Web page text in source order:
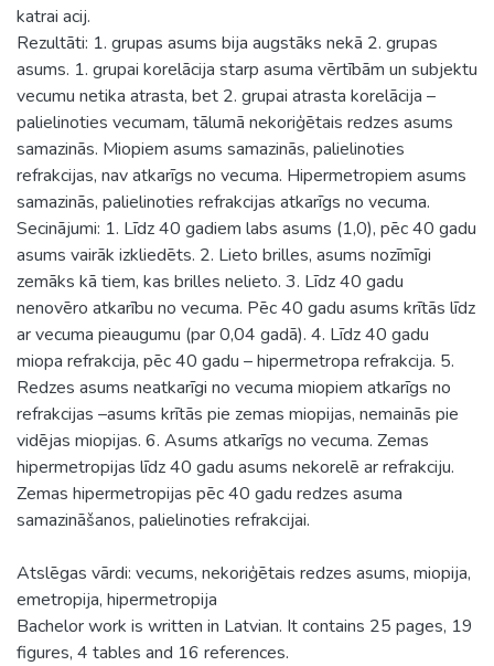
katrai acij.
Rezultāti: 1. grupas asums bija augstāks nekā 2. grupas
asums. 1. grupai korelācija starp asuma vērtībām un subjektu
vecumu netika atrasta, bet 2. grupai atrasta korelācija –
palielinoties vecumam, tālumā nekoriģētais redzes asums
samazinās. Miopiem asums samazinās, palielinoties
refrakcijas, nav atkarīgs no vecuma. Hipermetropiem asums
samazinās, palielinoties refrakcijas atkarīgs no vecuma.
Secinājumi: 1. Līdz 40 gadiem labs asums (1,0), pēc 40 gadu
asums vairāk izkliedēts. 2. Lieto brilles, asums nozīmīgi
zemāks kā tiem, kas brilles nelieto. 3. Līdz 40 gadu
nenovēro atkarību no vecuma. Pēc 40 gadu asums krītās līdz
ar vecuma pieaugumu (par 0,04 gadā). 4. Līdz 40 gadu
miopa refrakcija, pēc 40 gadu – hipermetropa refrakcija. 5.
Redzes asums neatkarīgi no vecuma miopiem atkarīgs no
refrakcijas –asums krītās pie zemas miopijas, nemainās pie
vidējas miopijas. 6. Asums atkarīgs no vecuma. Zemas
hipermetropijas līdz 40 gadu asums nekorelē ar refrakciju.
Zemas hipermetropijas pēc 40 gadu redzes asuma
samazināšanos, palielinoties refrakcijai.
Atslēgas vārdi: vecums, nekoriģētais redzes asums, miopija,
emetropija, hipermetropija
Bachelor work is written in Latvian. It contains 25 pages, 19
figures, 4 tables and 16 references.